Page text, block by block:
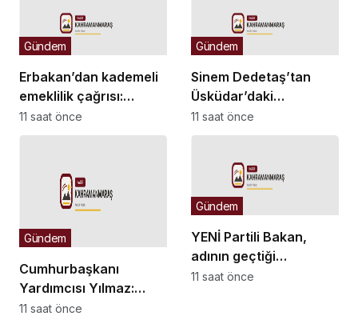
Erbakan’dan kademeli
emeklilik çağrısı:
Mağduriyet artık
giderilmeli
Gündem
11 saat önce
Sinem Dedetaş’tan
Üsküdar’daki
başkanvekili seçimine
ilişkin mesaj
Gündem
11 saat önce
Cumhurbaşkanı
Yardımcısı Yılmaz:
Güçlü iç cephemiz ile
Gündem
11 saat önce
YENİ Partili Bakan,
adının geçtiği
WhatsApp yazışmaları
Gündem
11 saat önce